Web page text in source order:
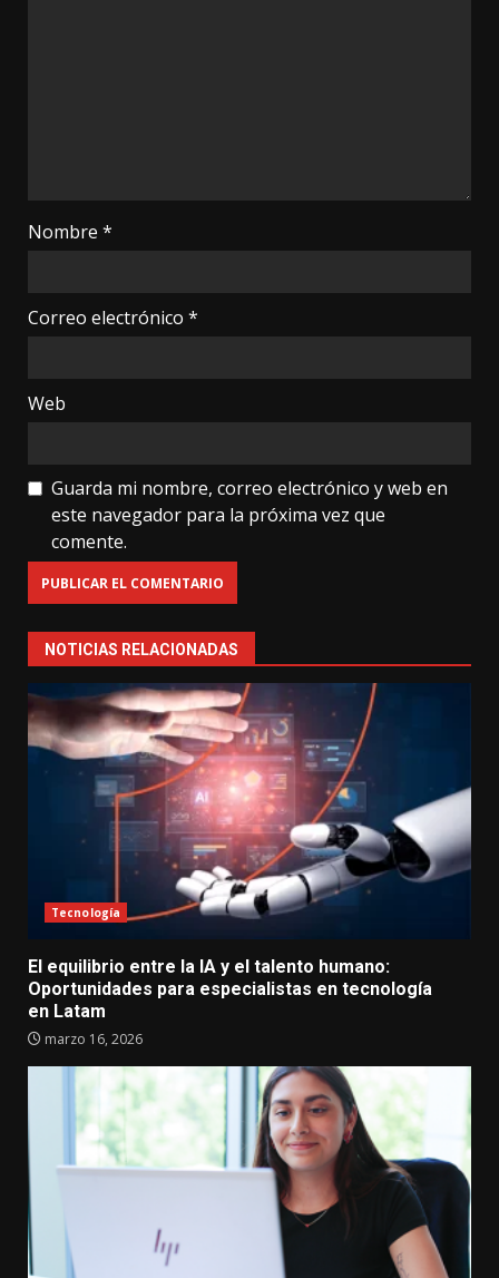
Nombre *
Correo electrónico *
Web
Guarda mi nombre, correo electrónico y web en
este navegador para la próxima vez que
comente.
NOTICIAS RELACIONADAS
Tecnología
El equilibrio entre la IA y el talento humano:
Oportunidades para especialistas en tecnología
en Latam
marzo 16, 2026